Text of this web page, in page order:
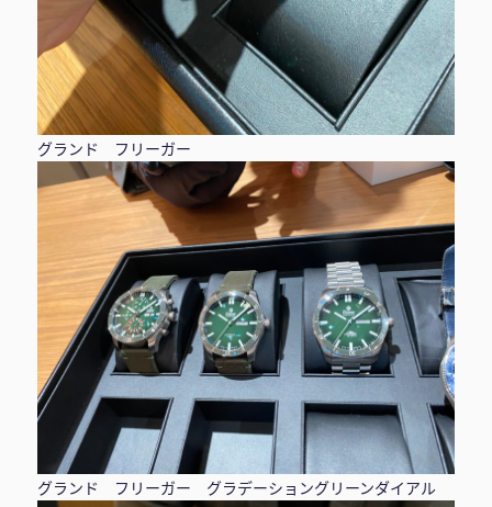
グランド フリーガー
グランド フリーガー グラデーショングリーンダイアル